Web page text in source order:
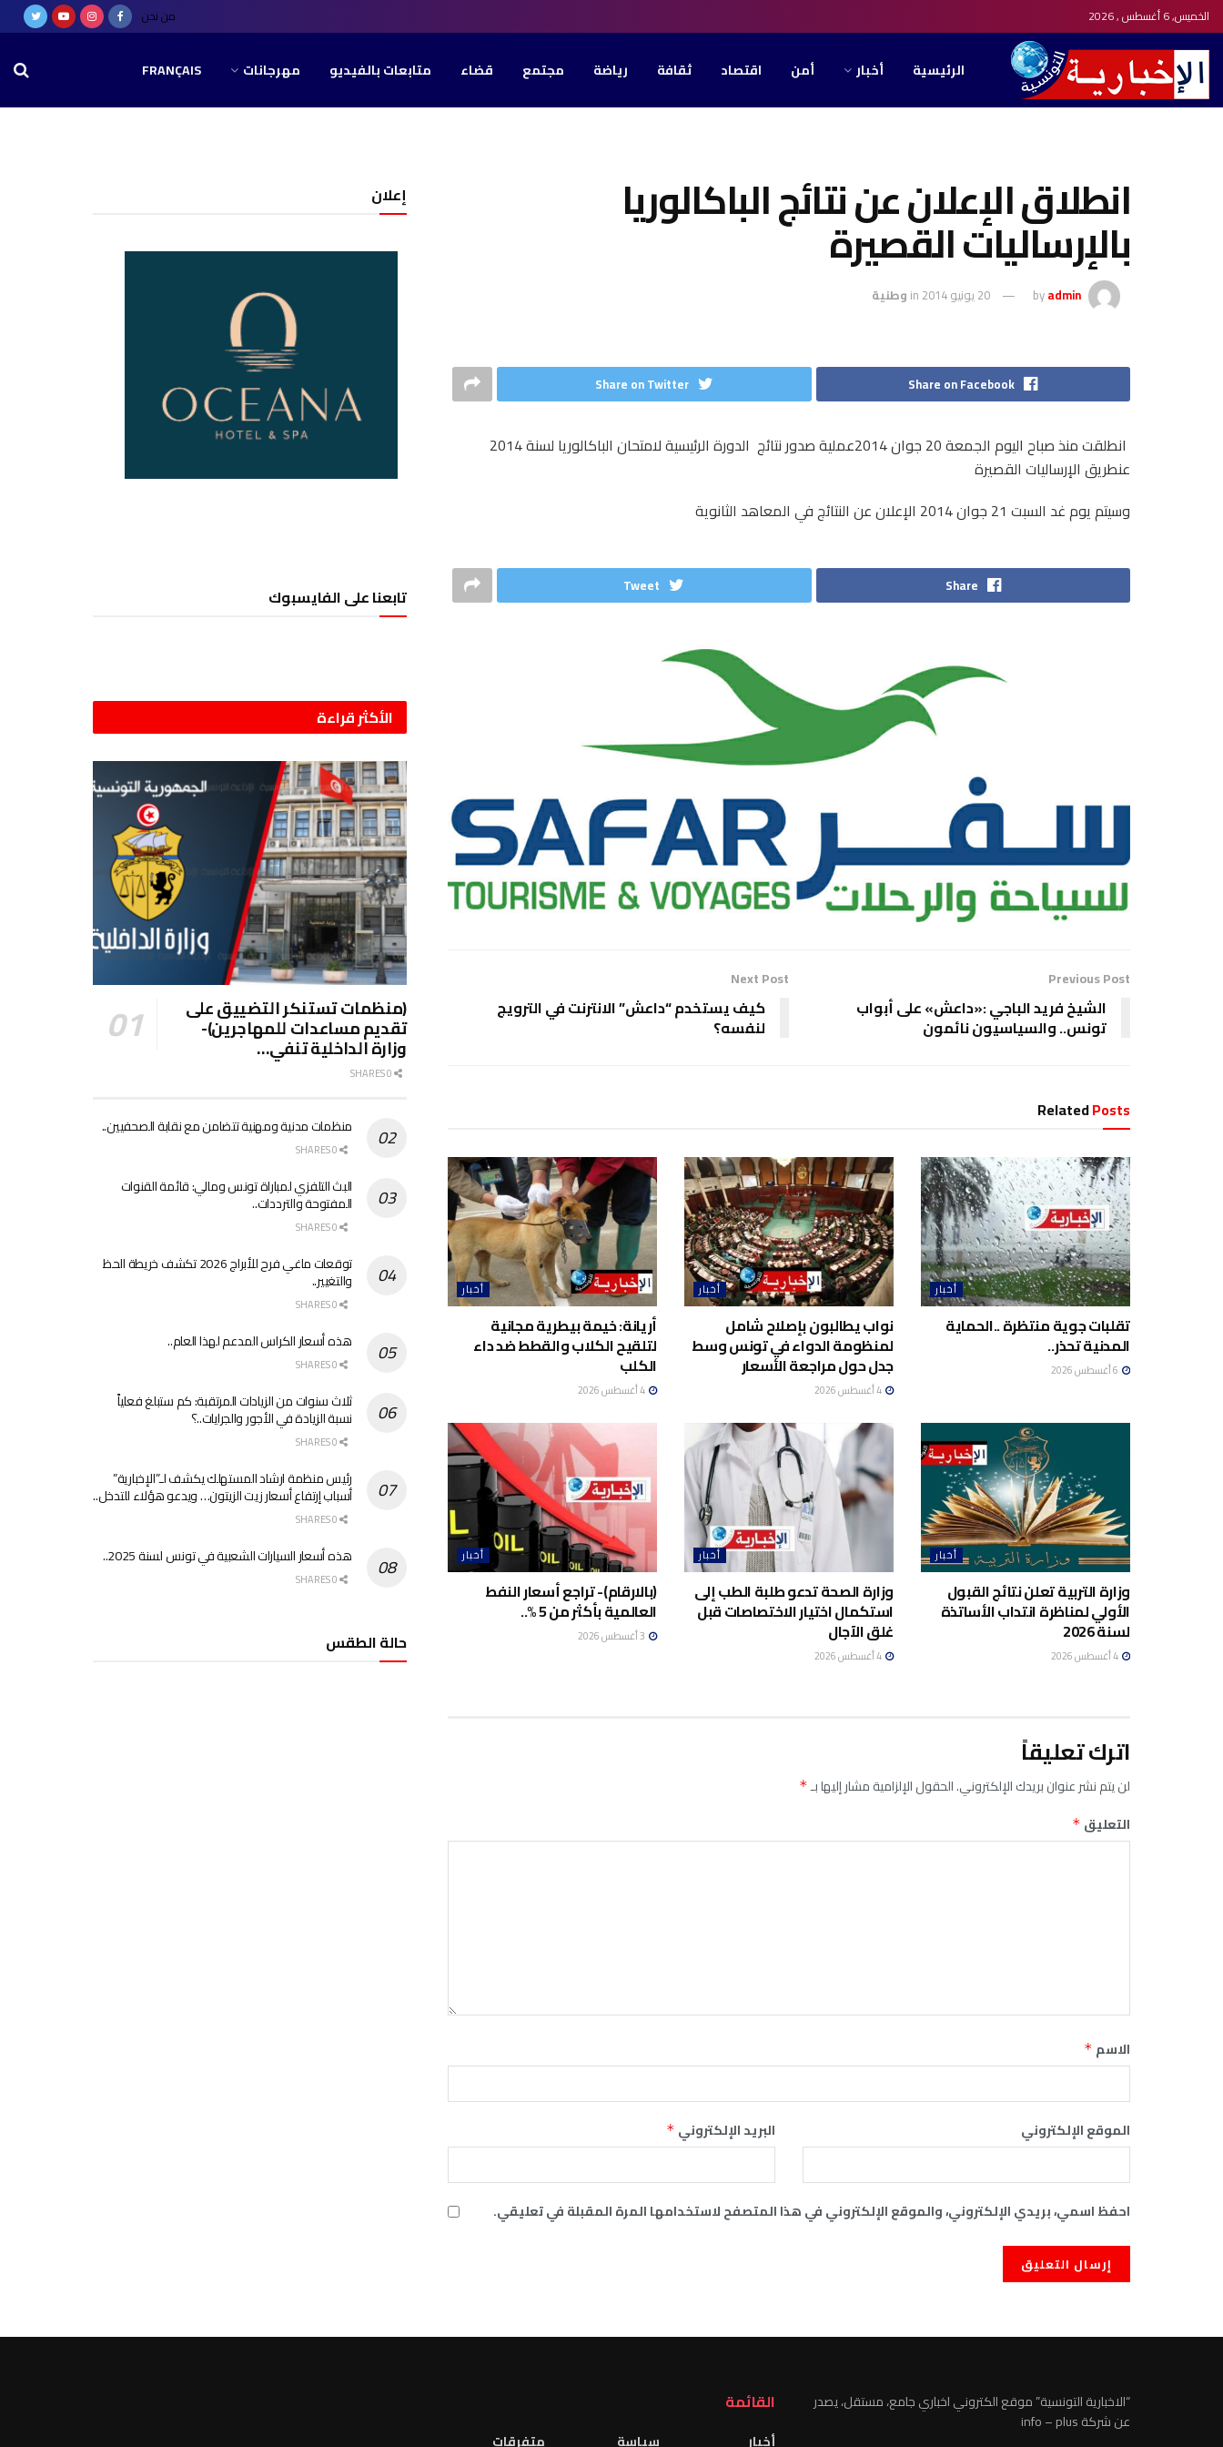
الخميس, 6 أغسطس , 2026 من نحن
الرئيسية أخبار أمن اقتصاد ثقافة رياضة مجتمع قضاء متابعات بالفيديو مهرجانات FRANÇAIS
انطلاق الإعلان عن نتائج الباكالوريا
بالإرساليات القصيرة
byadmin 20 يونيو 2014 in وطنية
Share on Facebook
Share on Twitter
انطلقت منذ صباح اليوم الجمعة 20 جوان 2014عملية صدور نتائج الدورة الرئيسية لامتحان الباكالوريا لسنة 2014
عنطريق الإرساليات القصيرة
وسيتم يوم غد السبت 21 جوان 2014 الإعلان عن النتائج في المعاهد الثانوية
Share
Tweet
Previous Post
الشيخ فريد الباجي :«داعش» على أبواب
تونس.. والسياسيون نائمون
Next Post
كيف يستخدم “داعش” الانترنت في الترويج
لنفسه؟
RelatedPosts
أخبار
تقلبات جوية منتظرة ..الحماية
المدنية تحذر..
أخبار
نواب يطالبون بإصلاح شامل
لمنظومة الدواء في تونس وسط
جدل حول مراجعة الأسعار
أخبار
أريانة: خيمة بيطرية مجانية
لتلقيح الكلاب والقطط ضد داء
الكلب
أخبار
وزارة التربية تعلن نتائج القبول
الأولي لمناظرة انتداب الأساتذة
لسنة 2026
أخبار
وزارة الصحة تدعو طلبة الطب إلى
استكمال اختيار الاختصاصات قبل
غلق الآجال
أخبار
(بالارقام)- تراجع أسعار النفط
العالمية بأكثر من 5 %..
اترك تعليقاً
لن يتم نشر عنوان بريدك الإلكتروني.الحقول الإلزامية مشار إليها بـ*
التعليق *
الاسم *
البريد الإلكتروني * الموقع الإلكتروني
احفظ اسمي، بريدي الإلكتروني، والموقع الإلكتروني في هذا المتصفح لاستخدامها المرة المقبلة في تعليقي.
إعلان
تابعنا على الفايسبوك
الأكثر قراءة
(منظمات تستنكر التضييق على
تقديم مساعدات للمهاجرين)-
وزارة الداخلية تنفي…
منظمات مدنية ومهنية تتضامن مع نقابة الصحفيين..
البث التلفزي لمباراة تونس ومالي: قائمة القنوات
المفتوحة والترددات..
توقعات ماغي فرح للأبراج 2026 تكشف خريطة الحظ
والتغيير..
هذه أسعار الكراس المدعم لهذا العام..
ثلاث سنوات من الزيادات المرتقبة: كم ستبلغ فعلياً
نسبة الزيادة في الأجور والجرايات..؟
رئيس منظمة ارشاد المستهلك يكشف لـ”الإخبارية”
أسباب إرتفاع أسعار زيت الزيتون… ويدعو هؤلاء للتدخل..
هذه أسعار السيارات الشعبية في تونس لسنة 2025..
حالة الطقس
“الاخبارية التونسية” موقع الكتروني اخباري جامع، مستقل، يصدر
عن شركة info – plus
القائمة
أخبار سياسة متفرقات